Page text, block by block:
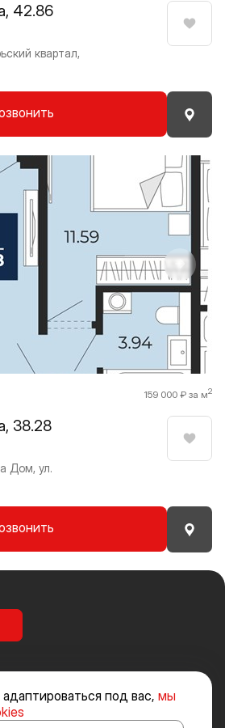
42.86
квартал,
159 000 ₽ за м2
38.28
Дом, ул.
под вас, мы
и иных товаров и услуг, не
носит исключительно информационный